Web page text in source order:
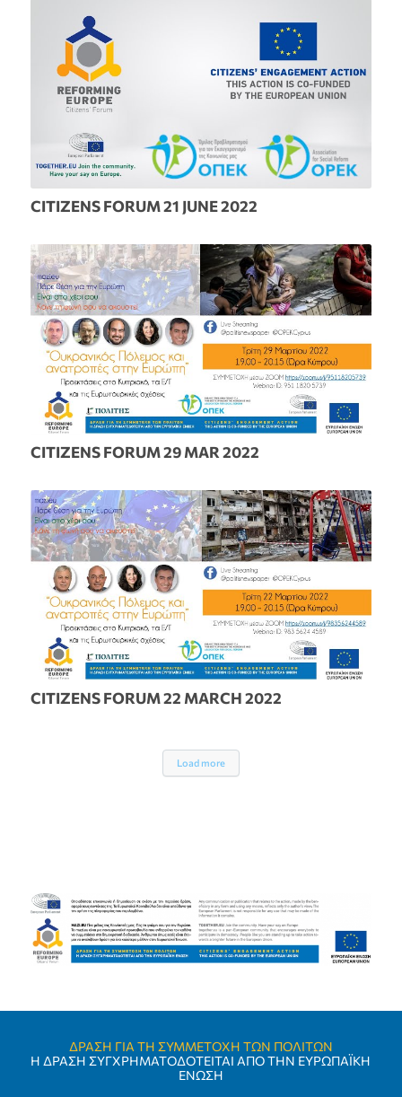
CITIZENS FORUM 21 JUNE 2022
CITIZENS FORUM 29 MAR 2022
CITIZENS FORUM 22 MARCH 2022
Load more
ΔΡΑΣΗ ΓΙΑ ΤΗ ΣΥΜΜΕΤΟΧΗ ΤΩΝ ΠΟΛΙΤΩΝ
Η ΔΡΑΣΗ ΣΥΓΧΡΗΜΑΤΟΔΟΤΕΙΤΑΙ ΑΠΟ ΤΗΝ ΕΥΡΩΠΑΪΚΗ
ΕΝΩΣΗ